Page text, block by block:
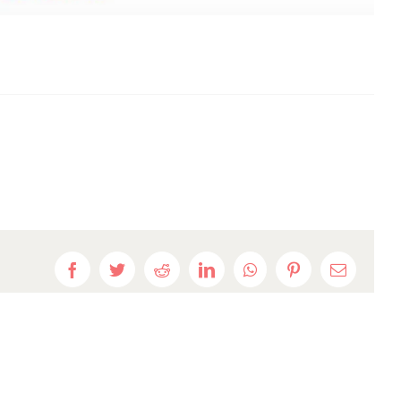
FacebookTwitterRedditLinkedInWhatsAppPinterest
E-